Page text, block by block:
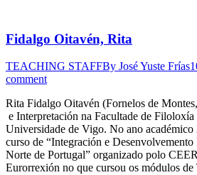
Fidalgo Oitavén, Rita
TEACHING STAFFBy José Yuste Frías
comment
Rita Fidalgo Oitavén (Fornelos de
e Interpretación na Facultade de Filoloxía
Universidade de Vigo. No ano
curso de “Integración e
Norte de Portugal” organizado polo
Eurorrexión no que cursou os módulos